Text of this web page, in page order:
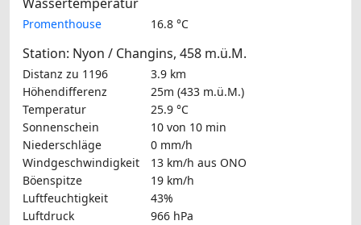
Wassertemperatur
Promenthouse 16.8 °C
Station: Nyon / Changins, 458 m.ü.M.
Distanz zu 1196
3.9 km
Höhendifferenz
25m (433 m.ü.M.)
Temperatur
25.9 °C
Sonnenschein
10 von 10 min
Niederschläge
0 mm/h
Windgeschwindigkeit
13 km/h aus ONO
Böenspitze
19 km/h
Luftfeuchtigkeit
43%
Luftdruck
966 hPa